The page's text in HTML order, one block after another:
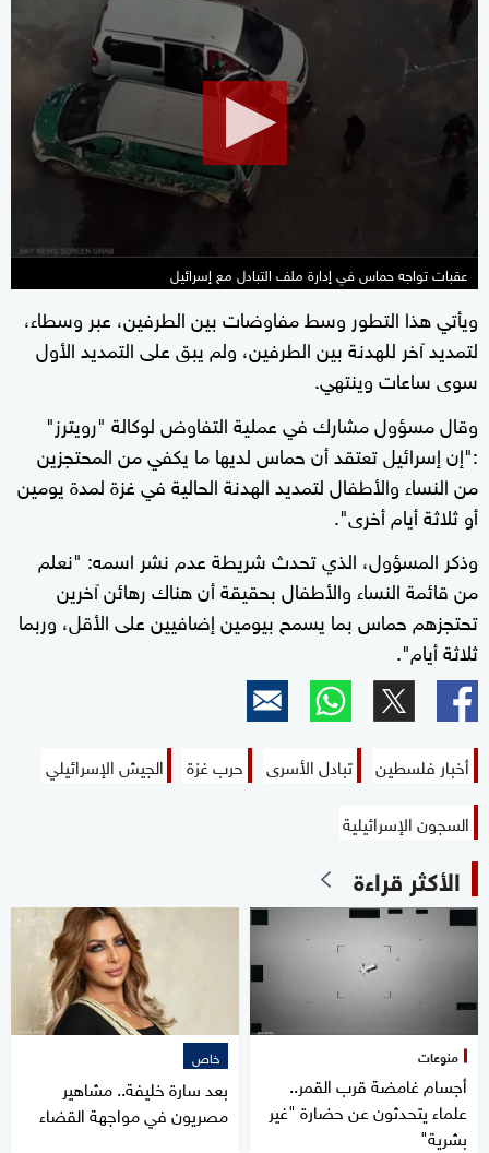
minutes,
seconds
عقبات تواجه حماس في إدارة ملف التبادل مع إسرائيل
ويأتي هذا التطور وسط مفاوضات بين الطرفين، عبر وسطاء،
لتمديد آخر للهدنة بين الطرفين، ولم يبق على التمديد الأول
سوى ساعات وينتهي.
وقال مسؤول مشارك في عملية التفاوض لوكالة "رويترز"
:"إن إسرائيل تعتقد أن حماس لديها ما يكفي من المحتجزين
من النساء والأطفال لتمديد الهدنة الحالية في غزة لمدة يومين
أو ثلاثة أيام أخرى".
وذكر المسؤول، الذي تحدث شريطة عدم نشر اسمه: "نعلم
من قائمة النساء والأطفال بحقيقة أن هناك رهائن آخرين
تحتجزهم حماس بما يسمح بيومين إضافيين على الأقل، وربما
ثلاثة أيام".
أخبار فلسطين تبادل الأسرى حرب غزة
الجيش الإسرائيلي
السجون الإسرائيلية
الأكثر قراءة
منوعات
أجسام غامضة قرب القمر..
علماء يتحدثون عن حضارة "غير
بشرية"
خاص
بعد سارة خليفة.. مشاهير
مصريون في مواجهة القضاء